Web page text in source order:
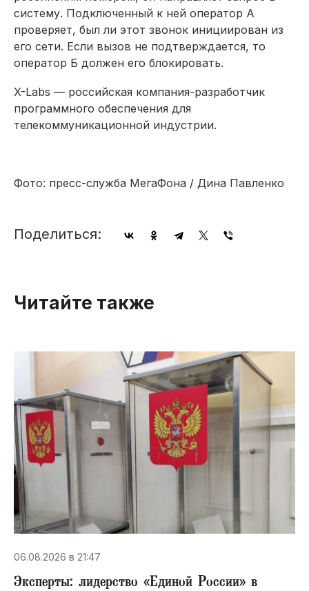
систему. Подключенный к ней оператор А
проверяет, был ли этот звонок инициирован из
его сети. Если вызов не подтверждается, то
оператор Б должен его блокировать.
X-Labs — российская компания-разработчик
программного обеспечения для
телекоммуникационной индустрии.
Фото: пресс-служба МегаФона / Дина Павленко
Поделиться:
Читайте также
06.08.2026 в 21:47
Эксперты: лидерство «Единой России» в